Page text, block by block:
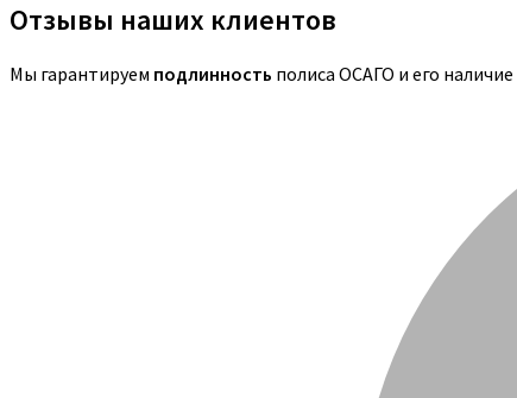
Отзывы наших клиентов
Мы гарантируем подлинность полиса ОСАГО и его наличие